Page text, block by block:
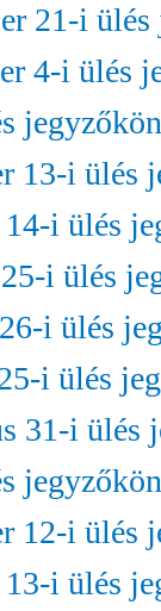
21-i
4-i ülés
13-i ülés
i ülés
i ülés
i ülés
i ülés
31-i ülés
12-i ülés
i ülés